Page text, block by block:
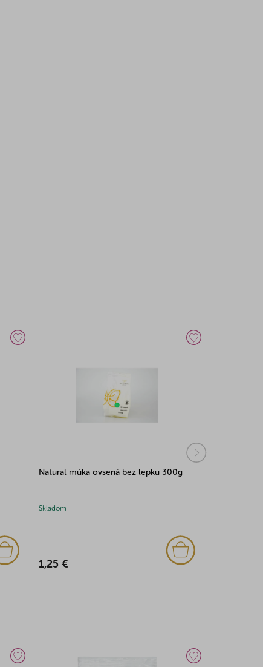
Natural múka ovsená bez lepku 300g
Skladom
1,25 €